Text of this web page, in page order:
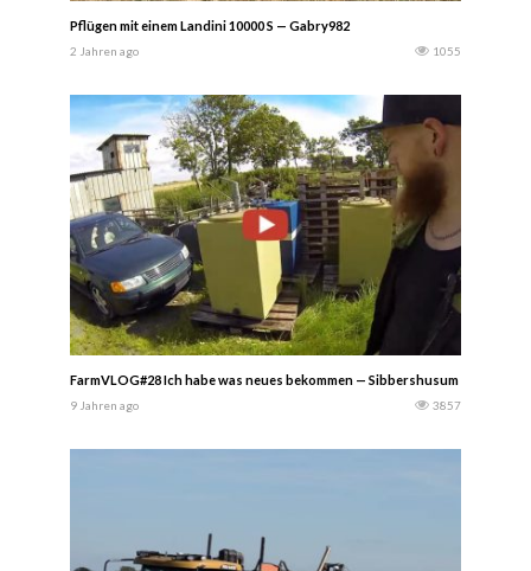
Pflügen mit einem Landini 10000 S — Gabry982
2 Jahren ago 1055
FarmVLOG#28 Ich habe was neues bekommen — Sibbershusum
9 Jahren ago 3857